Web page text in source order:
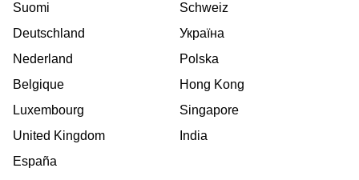
Suomi
Deutschland
Nederland
Belgique
Luxembourg
United Kingdom
España
Schweiz
Україна
Polska
Hong Kong
Singapore
India